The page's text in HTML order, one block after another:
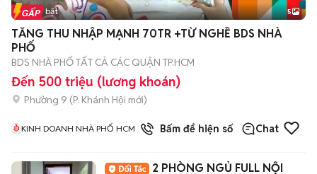
Tin nổi bật 5
TĂNG THU NHẬP MẠNH 70TR +TỪ NGHỀ BDS NHÀ
PHỐ
BDS NHÀ PHỐ TẤT CẢ CÁC QUẬN TP.HCM
Đến 500 triệu (lương khoán)
Phường 9 (P. Khánh Hội mới)
KINH DOANH NHÀ PHỐ HCM 1đã bánBấm để hiện số Chat
2 PHÒNG NGỦ FULL NỘI